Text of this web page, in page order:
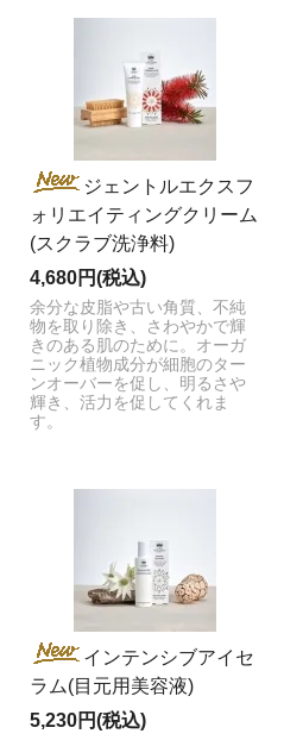
ジェントルエクスフ
ォリエイティングクリーム
(スクラブ洗浄料)
4,680円(税込)
余分な皮脂や古い角質、不純
物を取り除き、さわやかで輝
きのある肌のために。オーガ
ニック植物成分が細胞のター
ンオーバーを促し、明るさや
輝き、活力を促してくれま
す。
インテンシブアイセ
ラム(目元用美容液)
5,230円(税込)